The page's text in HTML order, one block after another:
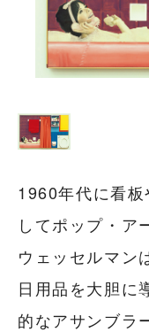
1960年代に看
してポップ・ア
ウェッセルマン
日用品を大胆に
的なアサンブラ